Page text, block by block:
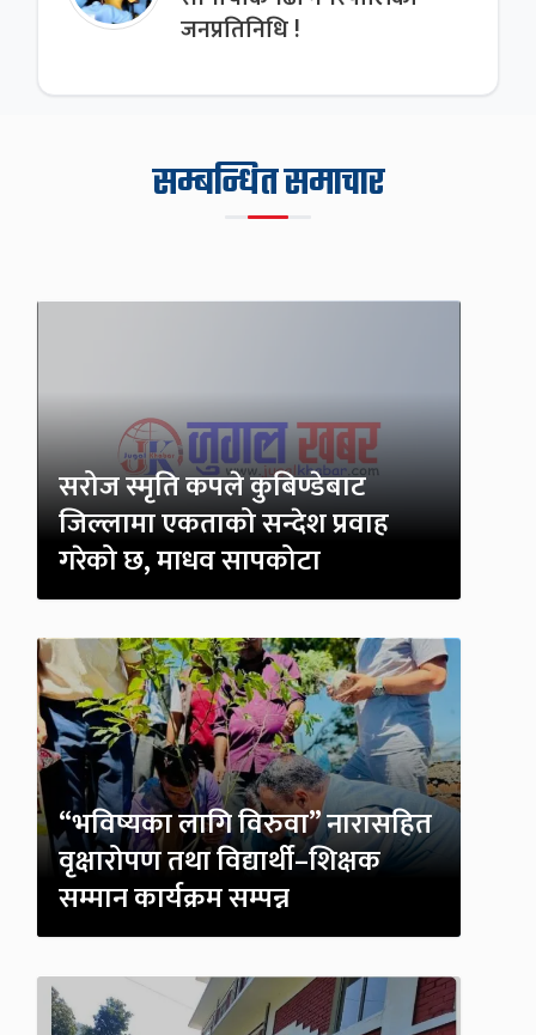
जनप्रतिनिधि !
सम्बन्धित समाचार
सरोज स्मृति कपले कुबिण्डेबाट
जिल्लामा एकताको सन्देश प्रवाह
गरेको छ, माधव सापकोटा
“भविष्यका लागि विरुवा” नारासहित
वृक्षारोपण तथा विद्यार्थी–शिक्षक
सम्मान कार्यक्रम सम्पन्न